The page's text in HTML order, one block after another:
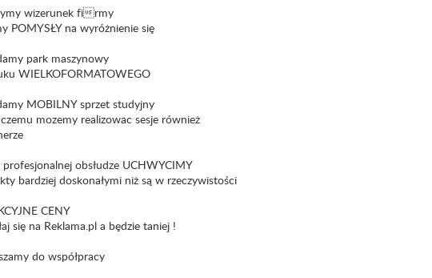
wizerunek firmy
POMYSŁY na wyróżnienie się
park maszynowy
WIELKOFORMATOWEGO
MOBILNY sprzet studyjny
mozemy realizowac sesje również
obsłudze UCHWYCIMY
bardziej doskonałymi niż są w rzeczywistości
CENY
się na Reklama.pl a będzie taniej !
do współpracy